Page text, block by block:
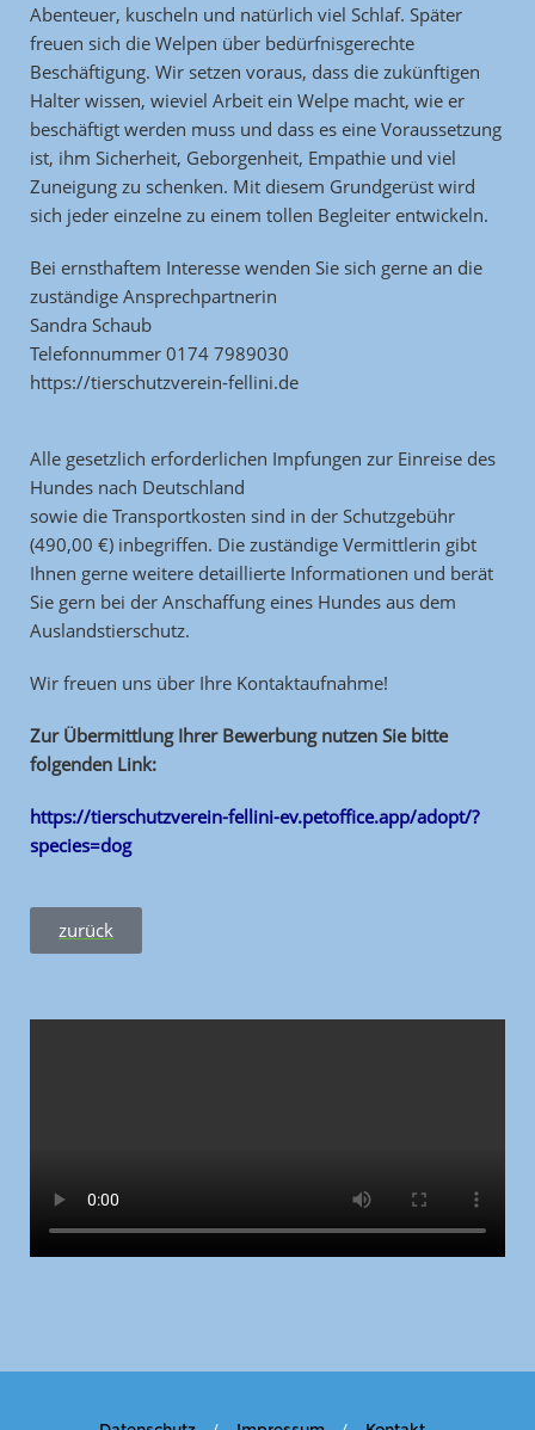
Abenteuer, kuscheln und natürlich viel Schlaf. Später
freuen sich die Welpen über bedürfnisgerechte
Beschäftigung. Wir setzen voraus, dass die zukünftigen
Halter wissen, wieviel Arbeit ein Welpe macht, wie er
beschäftigt werden muss und dass es eine Voraussetzung
ist, ihm Sicherheit, Geborgenheit, Empathie und viel
Zuneigung zu schenken. Mit diesem Grundgerüst wird
sich jeder einzelne zu einem tollen Begleiter entwickeln.
Bei ernsthaftem Interesse wenden Sie sich gerne an die
zuständige Ansprechpartnerin
Sandra Schaub
Telefonnummer 0174 7989030
https://tierschutzverein-fellini.de
Alle gesetzlich erforderlichen Impfungen zur Einreise des
Hundes nach Deutschland
sowie die Transportkosten sind in der Schutzgebühr
(490,00 €) inbegriffen. Die zuständige Vermittlerin gibt
Ihnen gerne weitere detaillierte Informationen und berät
Sie gern bei der Anschaffung eines Hundes aus dem
Auslandstierschutz.
Wir freuen uns über Ihre Kontaktaufnahme!
Zur Übermittlung Ihrer Bewerbung nutzen Sie bitte
folgenden Link:
https://tierschutzverein-fellini-ev.petoffice.app/adopt/?
species=dog
zurück